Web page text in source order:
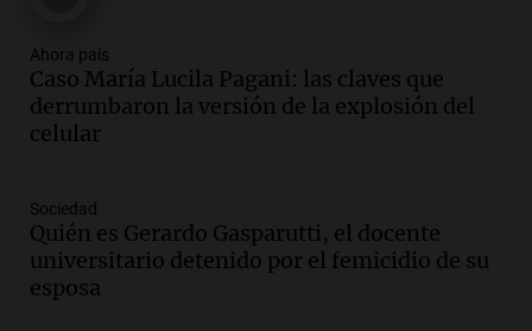
Audio.
El "Mono" de Kapanga
adelantó su show en Rosario.
Viva la Radio Rosario
Episodios
en suspenso a hombre por simular robo
de recaudación en San Luis
Panorama Federal
Episodios
Ahora país
Caso María Lucila Pagani: las claves que
derrumbaron la versión de la explosión del
celular
Sociedad
Quién es Gerardo Gasparutti, el docente
universitario detenido por el femicidio de su
esposa